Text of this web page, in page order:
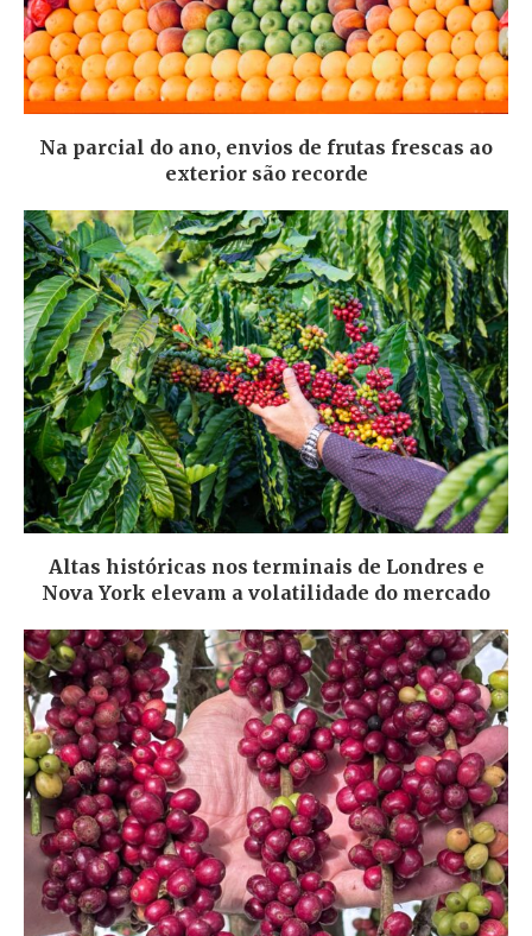
Na parcial do ano, envios de frutas frescas ao
exterior são recorde
Altas históricas nos terminais de Londres e
Nova York elevam a volatilidade do mercado